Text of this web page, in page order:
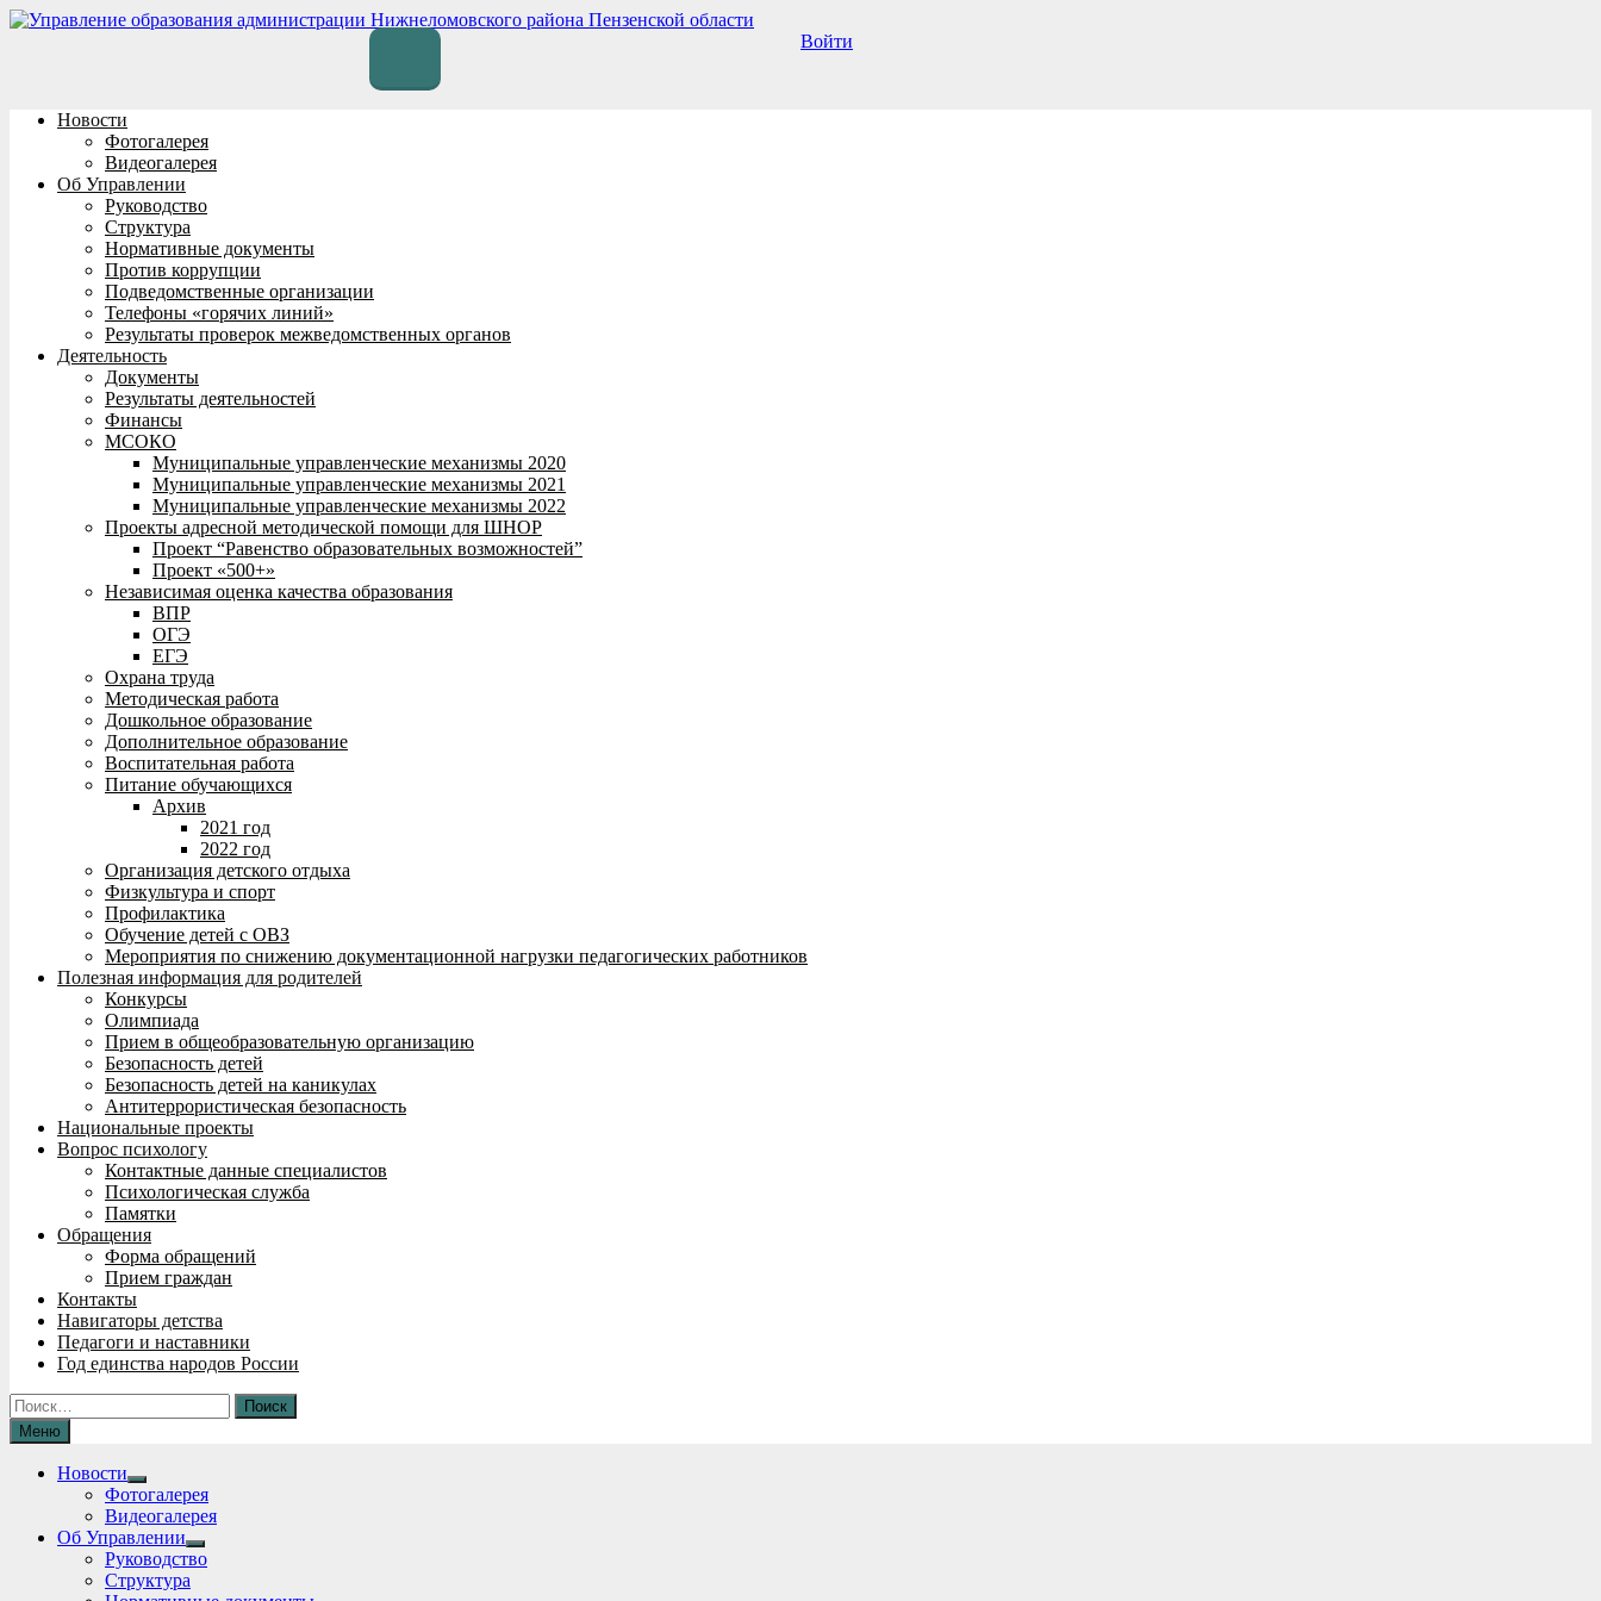
Перейти
Войти
Новости
Фотогалерея
Видеогалерея
Об Управлении
Руководство
Структура
Нормативные документы
Против коррупции
Подведомственные организации
Телефоны «горячих линий»
Результаты проверок межведомственных органов
Деятельность
Документы
Результаты деятельностей
Финансы
МСОКО
Муниципальные управленческие механизмы 2020
Муниципальные управленческие механизмы 2021
Муниципальные управленческие механизмы 2022
Проекты адресной методической помощи для ШНОР
Проект “Равенство образовательных возможностей”
Проект «500+»
Независимая оценка качества образования
ВПР
ОГЭ
ЕГЭ
Охрана труда
Методическая работа
Дошкольное образование
Дополнительное образование
Воспитательная работа
Питание обучающихся
Архив
2021 год
2022 год
Организация детского отдыха
Физкультура и спорт
Профилактика
Обучение детей с ОВЗ
Мероприятия по снижению документационной нагрузки педагогических работников
Полезная информация для родителей
Конкурсы
Олимпиада
Прием в общеобразовательную организацию
Безопасность детей
Безопасность детей на каникулах
Антитеррористическая безопасность
Национальные проекты
Вопрос психологу
Контактные данные специалистов
Психологическая служба
Памятки
Обращения
Форма обращений
Прием граждан
Контакты
Навигаторы детства
Педагоги и наставники
Год единства народов России
Найти:
Меню
Новости
Show
sub
menu
Фотогалерея
Видеогалерея
Об Управлении
Show
sub
Руководство
Структура